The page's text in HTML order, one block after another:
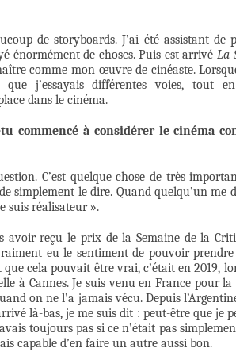
de storyboards. J’ai été assistant
énormément de choses. Puis est arrivé La
comme mon œuvre de cinéaste.
que j’essayais différentes voies,
dans le cinéma.
commencé à considérer le cinéma
C’est quelque chose de très
simplement le dire. Quand quelqu’un me
suis réalisateur ».
avoir reçu le prix de la Semaine de la
eu le sentiment de pouvoir
cela pouvait être vrai, c’était en 2019,
à Cannes. Je suis venu en France pour
on ne l’a jamais vécu. Depuis
là-bas, je me suis dit : peut-être que je
toujours pas si ce n’était pas
capable d’en faire un autre aussi bon.